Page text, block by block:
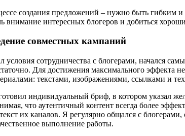
создания предложений – нужно быть гибким
внимание интересных блогеров и добиться
совместных кампаний
условия сотрудничества с блогерами, начался
Для достижения максимального эффекта
текстами, изображениями, ссылками и
индивидуальный бриф, в котором указал
что аутентичный контент всегда более
их каналов. Я регулярно общался с
выполнение работы.